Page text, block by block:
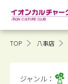
TOP 八事店
ジャンル：